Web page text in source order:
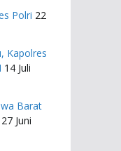
Polri 22
Kapolres
14 Juli
Barat
27 Juni